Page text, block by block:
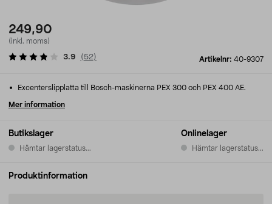
249,90
(inkl. moms)
Artikelnr: 40-9307
3.9 ( 52)
Butikslager
Hämtar lagerstatus...
Onlinelager
Hämtar lagerstatus...
Excenterslipplatta till Bosch-maskinerna PEX 300 och PEX 400 AE.
Mer information
Produktinformation